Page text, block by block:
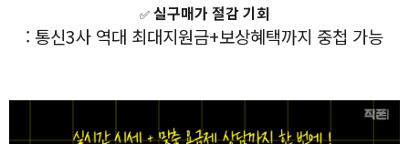
✅실구매가 절감 기회
: 통신3사 역대 최대지원금+보상혜택까지 중첩 가능